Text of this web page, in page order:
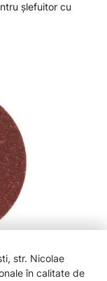
şlefuitor cu
polizor
str. Nicolae
în calitate de